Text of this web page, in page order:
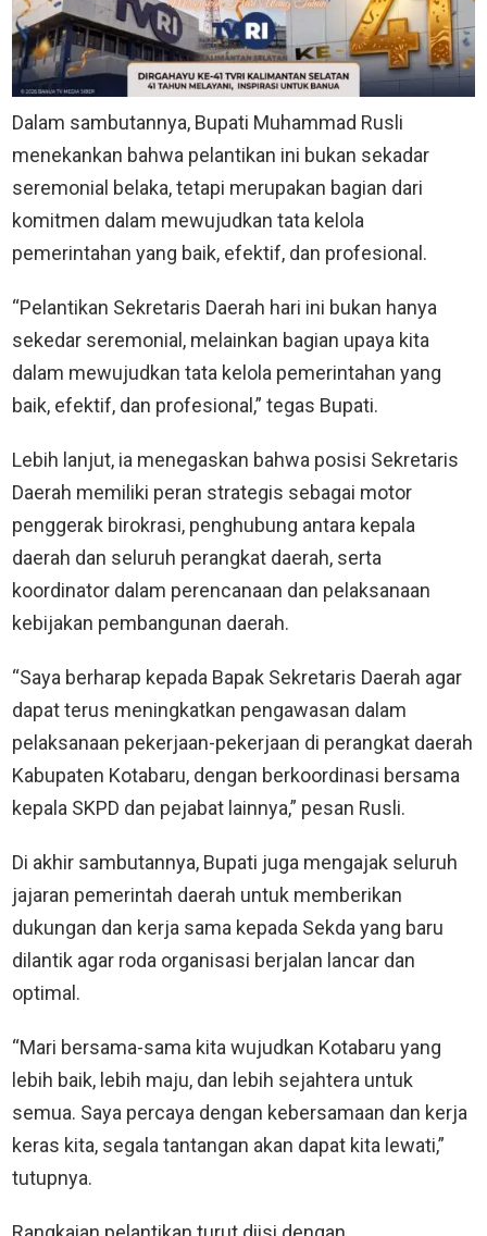
Dalam sambutannya, Bupati Muhammad Rusli
menekankan bahwa pelantikan ini bukan sekadar
seremonial belaka, tetapi merupakan bagian dari
komitmen dalam mewujudkan tata kelola
pemerintahan yang baik, efektif, dan profesional.
“Pelantikan Sekretaris Daerah hari ini bukan hanya
sekedar seremonial, melainkan bagian upaya kita
dalam mewujudkan tata kelola pemerintahan yang
baik, efektif, dan profesional,” tegas Bupati.
Lebih lanjut, ia menegaskan bahwa posisi Sekretaris
Daerah memiliki peran strategis sebagai motor
penggerak birokrasi, penghubung antara kepala
daerah dan seluruh perangkat daerah, serta
koordinator dalam perencanaan dan pelaksanaan
kebijakan pembangunan daerah.
“Saya berharap kepada Bapak Sekretaris Daerah agar
dapat terus meningkatkan pengawasan dalam
pelaksanaan pekerjaan-pekerjaan di perangkat daerah
Kabupaten Kotabaru, dengan berkoordinasi bersama
kepala SKPD dan pejabat lainnya,” pesan Rusli.
Di akhir sambutannya, Bupati juga mengajak seluruh
jajaran pemerintah daerah untuk memberikan
dukungan dan kerja sama kepada Sekda yang baru
dilantik agar roda organisasi berjalan lancar dan
optimal.
“Mari bersama-sama kita wujudkan Kotabaru yang
lebih baik, lebih maju, dan lebih sejahtera untuk
semua. Saya percaya dengan kebersamaan dan kerja
keras kita, segala tantangan akan dapat kita lewati,”
tutupnya.